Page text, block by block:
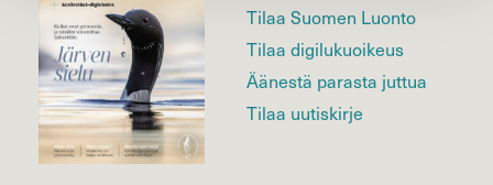
Tilaa Suomen Luonto
Tilaa digilukuoikeus
Äänestä parasta juttua
Tilaa uutiskirje